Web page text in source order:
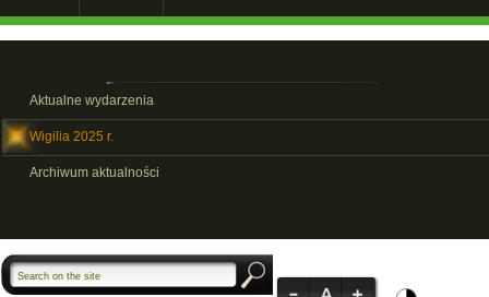
Aktualne wydarzenia
Wigilia 2025 r.
Archiwum aktualności